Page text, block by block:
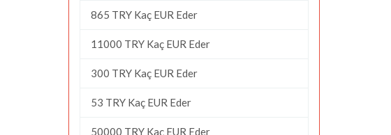
865 TRY Kaç EUR Eder
11000 TRY Kaç EUR Eder
300 TRY Kaç EUR Eder
53 TRY Kaç EUR Eder
50000 TRY Kaç EUR Eder